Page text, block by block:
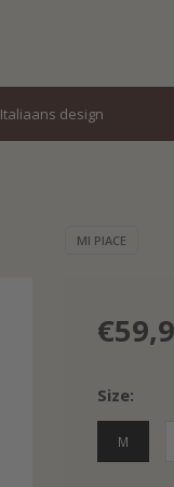
Italiaans design
MI PIACE
Size:
M